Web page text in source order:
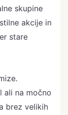
skupine
akcije in
stare
ali na močno
brez velikih